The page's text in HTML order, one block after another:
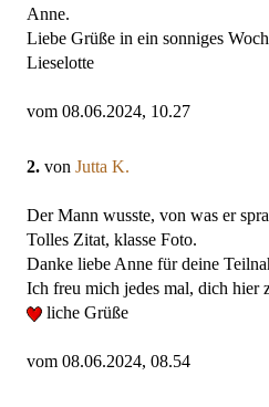
Anne.
Liebe Grüße in ein sonniges
Lieselotte
vom 08.06.2024, 10.27
2. von Jutta K.
Der Mann wusste, von was er
Tolles Zitat, klasse Foto.
Danke liebe Anne für deine
Ich freu mich jedes mal, dich hier
liche Grüße
vom 08.06.2024, 08.54